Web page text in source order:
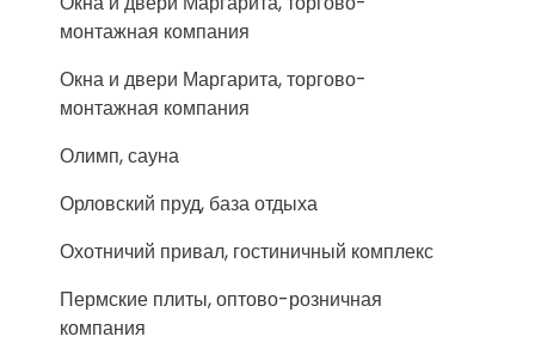
монтажная компания
Окна и двери Маргарита, торгово-
монтажная компания
Олимп, сауна
Орловский пруд, база отдыха
Охотничий привал, гостиничный комплекс
Пермские плиты, оптово-розничная
компания